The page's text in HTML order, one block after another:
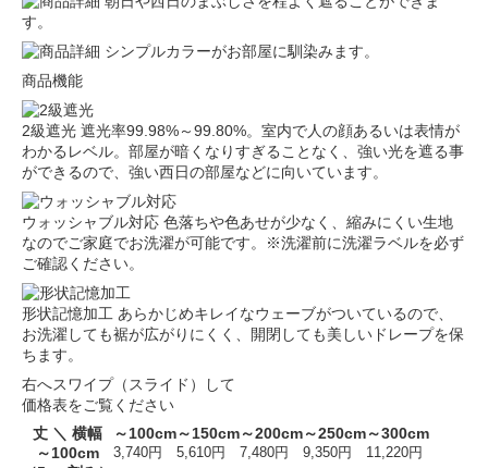
す。
シンプルカラーがお部屋に馴染みます。
商品機能
2級遮光 遮光率99.98%～99.80%。室内で人の顔あるいは表情が
わかるレベル。部屋が暗くなりすぎることなく、強い光を遮る事
ができるので、強い西日の部屋などに向いています。
ウォッシャブル対応 色落ちや色あせが少なく、縮みにくい生地
なのでご家庭でお洗濯が可能です。※洗濯前に洗濯ラベルを必ず
ご確認ください。
形状記憶加工 あらかじめキレイなウェーブがついているので、
お洗濯しても裾が広がりにくく、開閉しても美しいドレープを保
ちます。
右へスワイプ（スライド）して
価格表をご覧ください
丈 ＼ 横幅
～100cm～150cm～200cm～250cm～300cm
～100cm
3,740円 5,610円 7,480円 9,350円 11,220円